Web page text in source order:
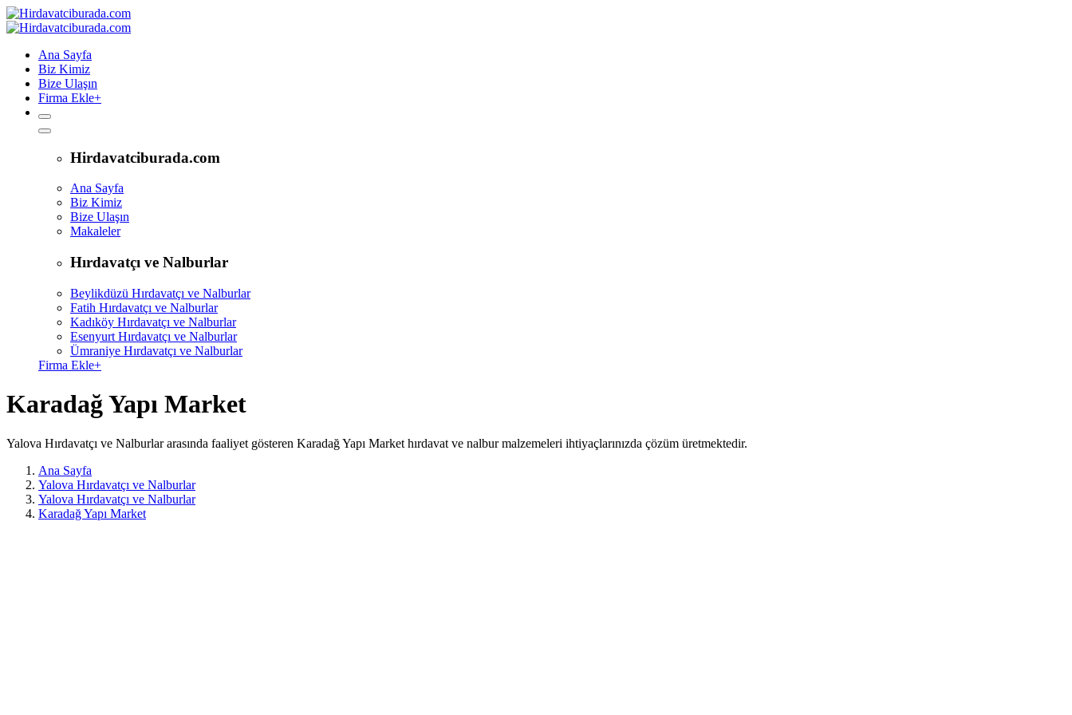
Ana Sayfa
Biz Kimiz
Bize Ulaşın
Firma Ekle+
Hirdavatciburada.com
Ana Sayfa
Biz Kimiz
Bize Ulaşın
Makaleler
Hırdavatçı ve Nalburlar
Beylikdüzü Hırdavatçı ve Nalburlar
Fatih Hırdavatçı ve Nalburlar
Kadıköy Hırdavatçı ve Nalburlar
Esenyurt Hırdavatçı ve Nalburlar
Ümraniye Hırdavatçı ve Nalburlar
Firma Ekle+
Karadağ Yapı Market
Yalova Hırdavatçı ve Nalburlar arasında faaliyet gösteren Karadağ Yapı Market hırdavat ve nalbur malzemeleri ihtiyaçlarınızda çözüm üretmektedir.
Ana Sayfa
Yalova Hırdavatçı ve Nalburlar
Yalova Hırdavatçı ve Nalburlar
Karadağ Yapı Market